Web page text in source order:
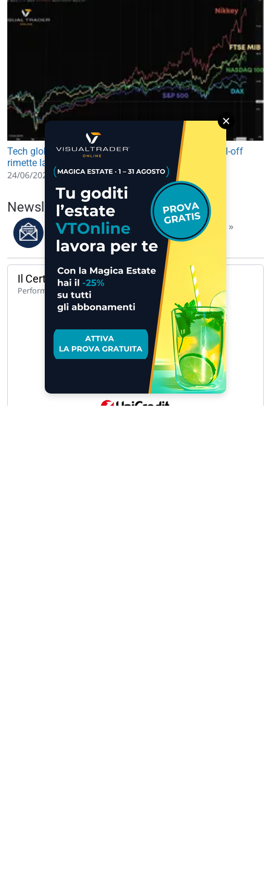
Tech globale in rosso, l'Asia accende l'allarme: il sell-off
rimette la volatilità al centro dei mercati
24/06/2026 10:01
Newsletter del 07/08/2026
Leggi i migliori articoli della settimana »
Il Certificato del giorno
Performance 1 anno 140,65%
UCH CW CALL UNICREDIT 62 A 171… »
×